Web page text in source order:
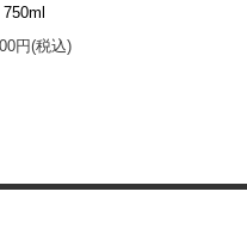
750ml
円(税込)